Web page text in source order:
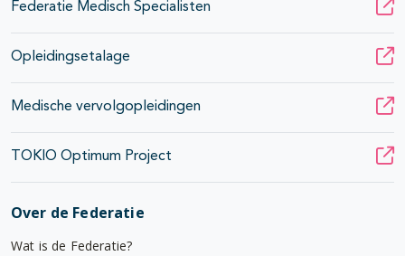
Federatie Medisch Specialisten
Opleidingsetalage
Medische vervolgopleidingen
TOKIO Optimum Project
Over de Federatie
Wat is de Federatie?